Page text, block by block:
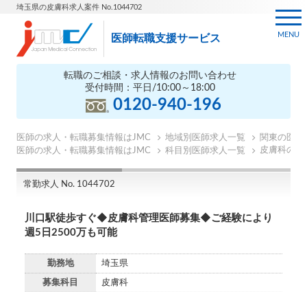
埼玉県の皮膚科求人案件 No.1044702
医師転職支援サービス
転職のご相談・求人情報のお問い合わせ
受付時間：平日/10:00～18:00
0120-940-196
MENU
医師の求人・転職募集情報はJMC 地域別医師求人一覧
関東の医師
医師の求人・転職募集情報はJMC
科目別医師求人一覧 皮膚科の医
常勤求人 No. 1044702
川口駅徒歩すぐ◆皮膚科管理医師募集◆ご経験により
週5日2500万も可能
勤務地 埼玉県
募集科目 皮膚科